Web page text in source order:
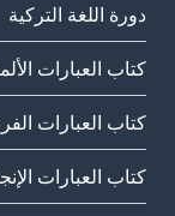
دورة اللغة التركية
كتاب العبارات
كتاب العبارات
كتاب العبارات